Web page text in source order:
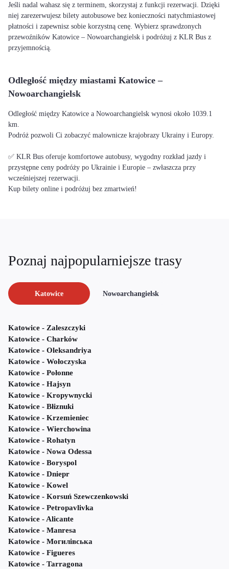
Jeśli nadal wahasz się z terminem, skorzystaj z funkcji rezerwacji. Dzięki
niej zarezerwujesz bilety autobusowe bez konieczności natychmiastowej
płatności i zapewnisz sobie korzystną cenę. Wybierz sprawdzonych
przewoźników Katowice – Nowoarchangielsk i podróżuj z KLR Bus z
przyjemnością.
Odległość między miastami Katowice –
Nowoarchangielsk
Odległość między Katowice a Nowoarchangielsk wynosi około 1039.1
km.
Podróż pozwoli Ci zobaczyć malownicze krajobrazy Ukrainy i Europy.
✅ KLR Bus oferuje komfortowe autobusy, wygodny rozkład jazdy i
przystępne ceny podróży po Ukrainie i Europie – zwłaszcza przy
wcześniejszej rezerwacji.
Kup bilety online i podróżuj bez zmartwień!
Poznaj najpopularniejsze trasy
Katowice Nowoarchangielsk
Katowice - Zaleszczyki
Katowice - Charków
Katowice - Oleksandriya
Katowice - Wołoczyska
Katowice - Połonne
Katowice - Hajsyn
Katowice - Kropywnycki
Katowice - Błiznuki
Katowice - Krzemieniec
Katowice - Wierchowina
Katowice - Rohatyn
Katowice - Nowa Odessa
Katowice - Boryspol
Katowice - Dniepr
Katowice - Kowel
Katowice - Korsuń Szewczenkowski
Katowice - Petropavlivka
Katowice - Alicante
Katowice - Manresa
Katowice - Могилівська
Katowice - Figueres
Katowice - Tarragona